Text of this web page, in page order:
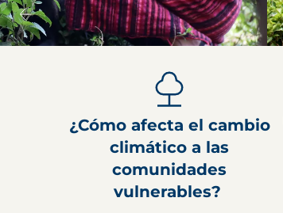
¿Cómo afecta el cambio
climático a las
comunidades
vulnerables?